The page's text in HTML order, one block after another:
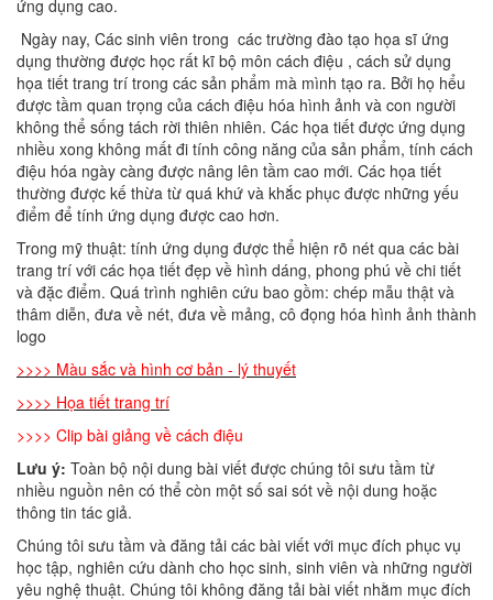
ứng dụng cao.
Ngày nay, Các sinh viên trong các trường đào tạo họa sĩ ứng
dụng thường được học rất kĩ bộ môn cách điệu , cách sử dụng
họa tiết trang trí trong các sản phẩm mà mình tạo ra. Bởi họ hểu
được tầm quan trọng của cách điệu hóa hình ảnh và con người
không thể sống tách rời thiên nhiên. Các họa tiết được ứng dụng
nhiều xong không mất đi tính công năng của sản phẩm, tính cách
điệu hóa ngày càng được nâng lên tầm cao mới. Các họa tiết
thường được kế thừa từ quá khứ và khắc phục được những yếu
điểm để tính ứng dụng được cao hơn.
Trong mỹ thuật: tính ứng dụng được thể hiện rõ nét qua các bài
trang trí với các họa tiết đẹp về hình dáng, phong phú về chi tiết
và đặc điểm. Quá trình nghiên cứu bao gồm: chép mẫu thật và
thâm diễn, đưa về nét, đưa về mảng, cô đọng hóa hình ảnh thành
logo
>>>> Màu sắc và hình cơ bản - lý thuyết
>>>> Họa tiết trang trí
>>>> Clip bài giảng về cách điệu
Lưu ý: Toàn bộ nội dung bài viết được chúng tôi sưu tầm từ
nhiều nguồn nên có thể còn một số sai sót về nội dung hoặc
thông tin tác giả.
Chúng tôi sưu tầm và đăng tải các bài viết với mục đích phục vụ
học tập, nghiên cứu dành cho học sinh, sinh viên và những người
yêu nghệ thuật. Chúng tôi không đăng tải bài viết nhằm mục đích